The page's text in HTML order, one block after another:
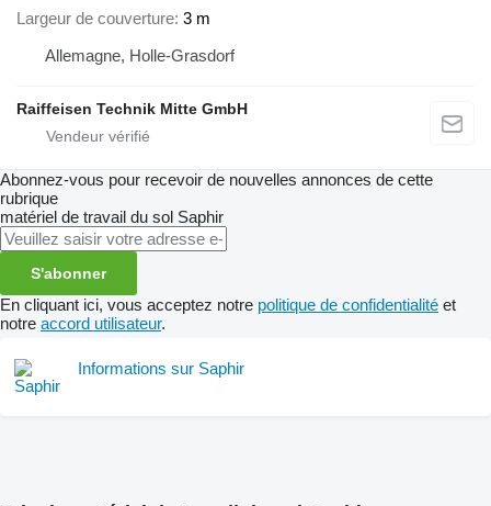
Largeur de couverture 3 m
Allemagne, Holle-Grasdorf
Raiffeisen Technik Mitte GmbH
Abonnez-vous pour recevoir de nouvelles annonces de cette
rubrique
matériel de travail du sol Saphir
S'abonner
En cliquant ici, vous acceptez notre politique de confidentialité et
notre accord utilisateur.
Informations sur Saphir